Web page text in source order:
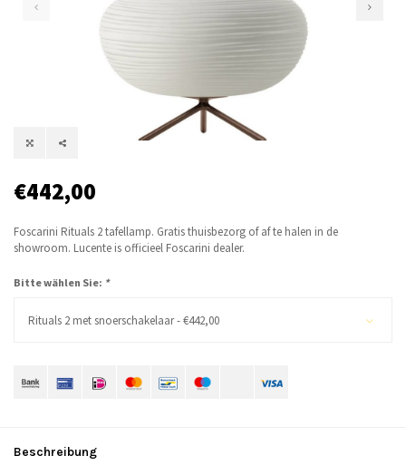
€442,00
Foscarini Rituals 2 tafellamp. Gratis thuisbezorg of af te halen in de
showroom. Lucente is officieel Foscarini dealer.
Bitte wählen Sie: *
Rituals 2 met snoerschakelaar - €442,00
Beschreibung